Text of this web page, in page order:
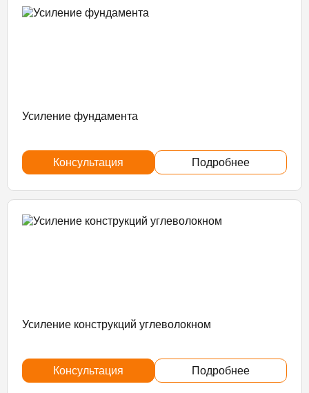
Усиление фундамента
Консультация Подробнее
Усиление конструкций углеволокном
Консультация Подробнее